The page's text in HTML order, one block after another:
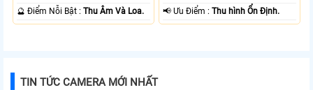
️🔮 Điểm Nỗi Bật :Thu Âm Và Loa.
️📢 Ưu Điểm :Thu hình Ổn Định.
TIN TỨC CAMERA MỚI NHẤT